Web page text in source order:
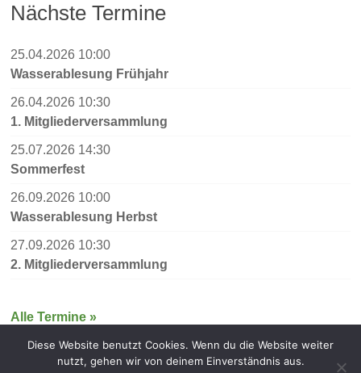
Nächste Termine
25.04.2026 10:00
Wasserablesung Frühjahr
26.04.2026 10:30
1. Mitgliederversammlung
25.07.2026 14:30
Sommerfest
26.09.2026 10:00
Wasserablesung Herbst
27.09.2026 10:30
2. Mitgliederversammlung
Alle Termine »
Diese Website benutzt Cookies. Wenn du die Website weiter
nutzt, gehen wir von deinem Einverständnis aus.